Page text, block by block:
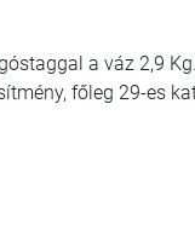
a váz 2,9
főleg 29-es